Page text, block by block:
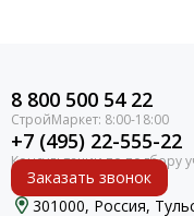
8 800 500 54 22
+7 (495) 22-555-22
Заказать звонок
301000, Россия,